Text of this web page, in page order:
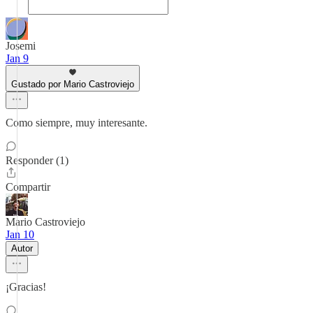
Josemi
Jan 9
Gustado por Mario Castroviejo
Como siempre, muy interesante.
Responder (1)
Compartir
Mario Castroviejo
Jan 10
Autor
¡Gracias!